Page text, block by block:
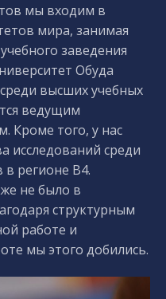
мы входим в
мира, занимая
заведения
Обуда
высших учебных
ведущим
Кроме того, у нас
исследований среди
в регионе В4.
не было в
структурным
работе и
мы этого добились.